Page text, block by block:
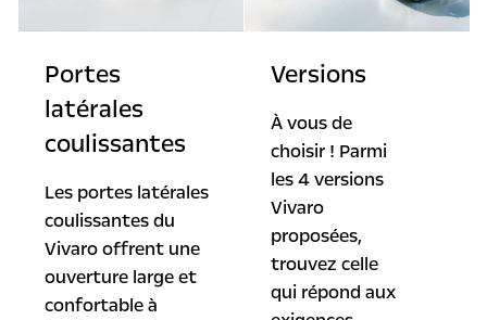
Portes
latérales
coulissantes
Les portes latérales
coulissantes du
Vivaro offrent une
ouverture large et
confortable à
Versions
À vous de
choisir ! Parmi
les 4 versions
Vivaro
proposées,
trouvez celle
qui répond aux